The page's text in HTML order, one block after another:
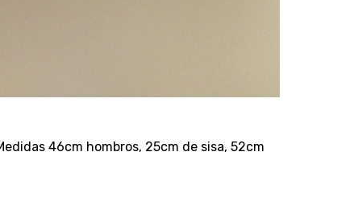
46cm hombros, 25cm de sisa, 52cm